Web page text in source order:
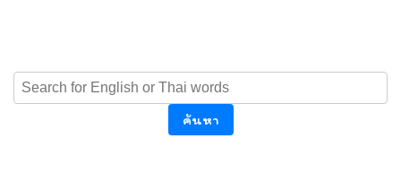
ค้นหา